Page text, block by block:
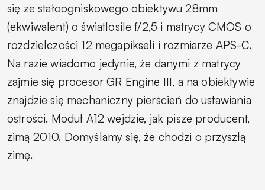
się ze stałoogniskowego obiektywu 28mm
(ekwiwalent) o światlosile f/2,5 i matrycy CMOS o
rozdzielczości 12 megapikseli i rozmiarze APS-C.
Na razie wiadomo jedynie, że danymi z matrycy
zajmie się procesor GR Engine III, a na obiektywie
znajdzie się mechaniczny pierścień do ustawiania
ostrości. Moduł A12 wejdzie, jak pisze producent,
zimą 2010. Domyślamy się, że chodzi o przyszłą
zimę.